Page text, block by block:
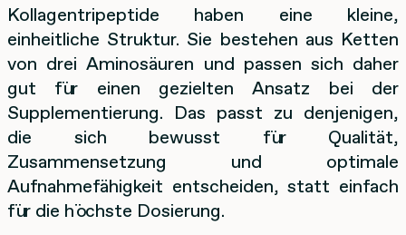
Kollagentripeptide haben eine kleine,
einheitliche Struktur. Sie bestehen aus Ketten
von drei Aminosäuren und passen sich daher
gut für einen gezielten Ansatz bei der
Supplementierung. Das passt zu denjenigen,
die sich bewusst für Qualität,
Zusammensetzung und optimale
Aufnahmefähigkeit entscheiden, statt einfach
für die höchste Dosierung.